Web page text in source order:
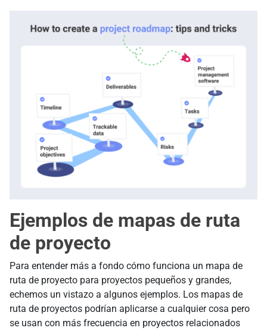
Ejemplos de mapas de ruta
de proyecto
Para entender más a fondo cómo funciona un mapa de
ruta de proyecto para proyectos pequeños y grandes,
echemos un vistazo a algunos ejemplos. Los mapas de
ruta de proyectos podrían aplicarse a cualquier cosa pero
se usan con más frecuencia en proyectos relacionados